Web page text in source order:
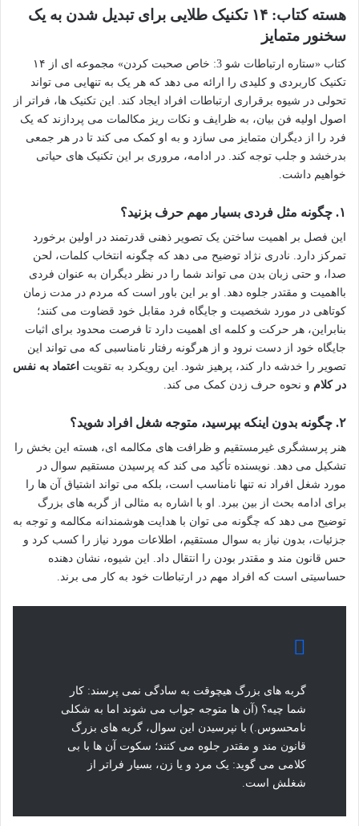
هسته کتاب: ۱۴ تکنیک طلایی برای تبدیل شدن به یک
سخنور متمایز
کتاب «ستاره ارتباطات شو 3: خاص صحبت کردن» مجموعه ای از ۱۴
تکنیک کاربردی و کلیدی را ارائه می دهد که هر یک به تنهایی می تواند
تحولی در شیوه برقراری ارتباطات افراد ایجاد کند. این تکنیک ها، فراتر از
اصول اولیه فن بیان، به ظرایف و نکات ریز مکالمات می پردازند که یک
فرد را از دیگران متمایز می سازد و به او کمک می کند تا در هر جمعی
بدرخشد و جلب توجه کند. در ادامه، مروری بر این تکنیک های حیاتی
خواهیم داشت.
۱. چگونه مثل فردی بسیار مهم حرف بزنید؟
این فصل بر اهمیت ساختن یک تصویر ذهنی قدرتمند در اولین برخورد
تمرکز دارد. نادری نژاد توضیح می دهد که چگونه انتخاب کلمات، لحن
صدا، و حتی زبان بدن می تواند شما را در نظر دیگران به عنوان فردی
بااهمیت و مقتدر جلوه دهد. او بر این باور است که مردم در مدت زمان
کوتاهی در مورد شخصیت و جایگاه فرد مقابل خود قضاوت می کنند؛
بنابراین، هر حرکت و کلمه ای اهمیت دارد تا فرصت محدود برای اثبات
جایگاه خود از دست نرود و از هرگونه رفتار نامناسبی که می تواند این
تصویر را خدشه دار کند، پرهیز شود. این رویکرد به تقویت اعتماد به نفس
در کلام و نحوه حرف زدن کمک می کند.
۲. چگونه بدون اینکه بپرسید، متوجه شغل افراد شوید؟
هنر پرسشگری غیرمستقیم و ظرافت های مکالمه ای، هسته این بخش را
تشکیل می دهد. نویسنده تأکید می کند که پرسیدن مستقیم سوال در
مورد شغل افراد نه تنها نامناسب است، بلکه می تواند اشتیاق آن ها را
برای ادامه بحث از بین ببرد. او با اشاره به مثالی از گربه های بزرگ
توضیح می دهد که چگونه می توان با هدایت هوشمندانه مکالمه و توجه به
جزئیات، بدون نیاز به سوال مستقیم، اطلاعات مورد نیاز را کسب کرد و
حس قانون مند و مقتدر بودن را انتقال داد. این شیوه، نشان دهنده
حساسیتی است که افراد مهم در ارتباطات خود به کار می برند.
گربه های بزرگ هیچوقت به سادگی نمی پرسند: کار
شما چیه؟ (آن ها متوجه جواب می شوند اما به شکلی
نامحسوس.) با نپرسیدن این سوال، گربه های بزرگ
قانون مند و مقتدر جلوه می کنند؛ سکوت آن ها با بی
کلامی می گوید: یک مرد و یا زن، بسیار فراتر از
شغلش است.